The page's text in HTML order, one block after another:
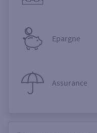
Epargne
Assurance